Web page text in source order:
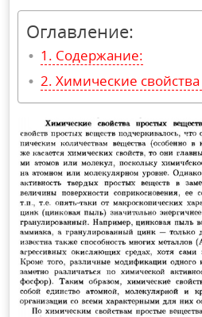
Оглавление:
Содержание:
Химические